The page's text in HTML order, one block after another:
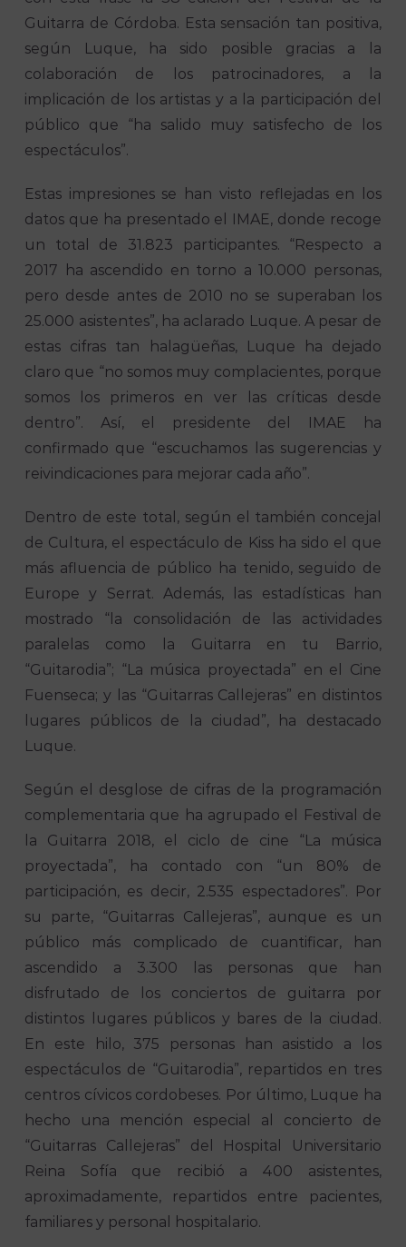
Guitarra de Córdoba. Esta sensación tan positiva,
según Luque, ha sido posible gracias a la
colaboración de los patrocinadores, a la
implicación de los artistas y a la participación del
público que “ha salido muy satisfecho de los
espectáculos”.
Estas impresiones se han visto reflejadas en los
datos que ha presentado el IMAE, donde recoge
un total de 31.823 participantes. “Respecto a
2017 ha ascendido en torno a 10.000 personas,
pero desde antes de 2010 no se superaban los
25.000 asistentes”, ha aclarado Luque. A pesar de
estas cifras tan halagüeñas, Luque ha dejado
claro que “no somos muy complacientes, porque
somos los primeros en ver las críticas desde
dentro”. Así, el presidente del IMAE ha
confirmado que “escuchamos las sugerencias y
reivindicaciones para mejorar cada año”.
Dentro de este total, según el también concejal
de Cultura, el espectáculo de Kiss ha sido el que
más afluencia de público ha tenido, seguido de
Europe y Serrat. Además, las estadísticas han
mostrado “la consolidación de las actividades
paralelas como la Guitarra en tu Barrio,
“Guitarodia”; “La música proyectada” en el Cine
Fuenseca; y las “Guitarras Callejeras” en distintos
lugares públicos de la ciudad”, ha destacado
Luque.
Según el desglose de cifras de la programación
complementaria que ha agrupado el Festival de
la Guitarra 2018, el ciclo de cine “La música
proyectada”, ha contado con “un 80% de
participación, es decir, 2.535 espectadores”. Por
su parte, “Guitarras Callejeras”, aunque es un
público más complicado de cuantificar, han
ascendido a 3.300 las personas que han
disfrutado de los conciertos de guitarra por
distintos lugares públicos y bares de la ciudad.
En este hilo, 375 personas han asistido a los
espectáculos de “Guitarodia”, repartidos en tres
centros cívicos cordobeses. Por último, Luque ha
hecho una mención especial al concierto de
“Guitarras Callejeras” del Hospital Universitario
Reina Sofía que recibió a 400 asistentes,
aproximadamente, repartidos entre pacientes,
familiares y personal hospitalario.